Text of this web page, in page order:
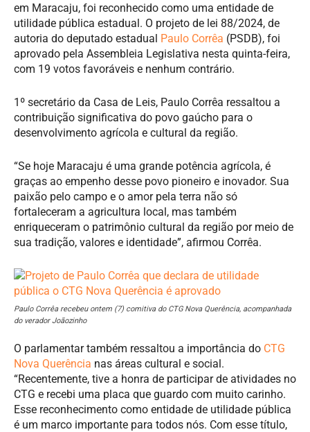
em Maracaju, foi reconhecido como uma entidade de
utilidade pública estadual. O projeto de lei 88/2024, de
autoria do deputado estadual Paulo Corrêa (PSDB), foi
aprovado pela Assembleia Legislativa nesta quinta-feira,
com 19 votos favoráveis e nenhum contrário.
1º secretário da Casa de Leis, Paulo Corrêa ressaltou a
contribuição significativa do povo gaúcho para o
desenvolvimento agrícola e cultural da região.
“Se hoje Maracaju é uma grande potência agrícola, é
graças ao empenho desse povo pioneiro e inovador. Sua
paixão pelo campo e o amor pela terra não só
fortaleceram a agricultura local, mas também
enriqueceram o patrimônio cultural da região por meio de
sua tradição, valores e identidade”, afirmou Corrêa.
Paulo Corrêa recebeu ontem (7) comitiva do CTG Nova Querência, acompanhada
do verador Joãozinho
O parlamentar também ressaltou a importância do CTG
Nova Querência nas áreas cultural e social.
“Recentemente, tive a honra de participar de atividades no
CTG e recebi uma placa que guardo com muito carinho.
Esse reconhecimento como entidade de utilidade pública
é um marco importante para todos nós. Com esse título,